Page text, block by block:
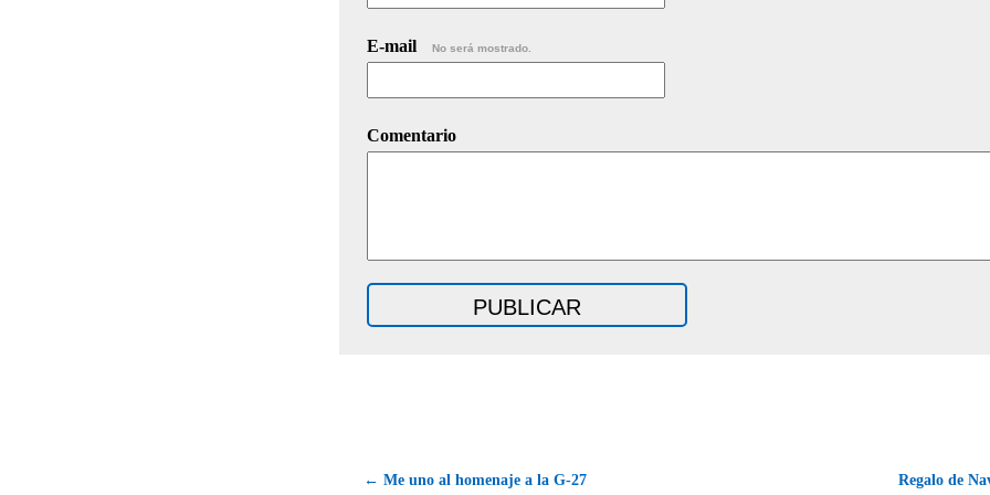
E-mail No será mostrado.
Comentario
← Me uno al homenaje a la G-27 Regalo de